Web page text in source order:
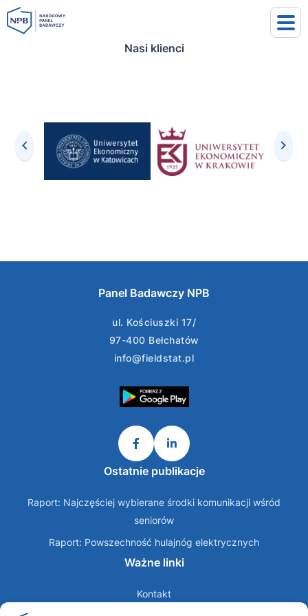
Nasi klienci
Panel Badawczy NPB
ul. Kościuszki 17/
97-400 Bełchatów
info@fieldstat.pl
Ostatnie publikacje
Raport: Najczęściej wybierane środki komunikacji wśród
seniorów
Raport: Powszechność hulajnóg elektrycznych
Ważne linki
Kontakt